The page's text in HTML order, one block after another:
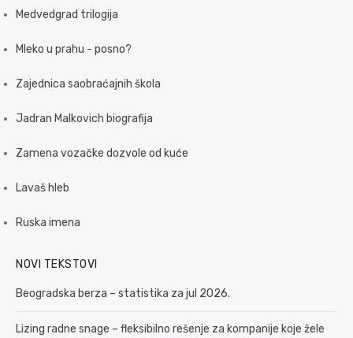
Medvedgrad trilogija
Mleko u prahu - posno?
Zajednica saobraćajnih škola
Jadran Malkovich biografija
Zamena vozačke dozvole od kuće
Lavaš hleb
Ruska imena
NOVI TEKSTOVI
Beogradska berza – statistika za jul 2026.
Lizing radne snage – fleksibilno rešenje za kompanije koje žele